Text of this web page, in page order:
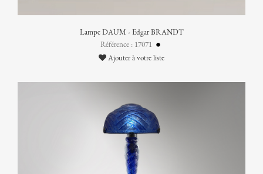
Lampe DAUM - Edgar BRANDT
Référence : 17071
Ajouter à votre liste